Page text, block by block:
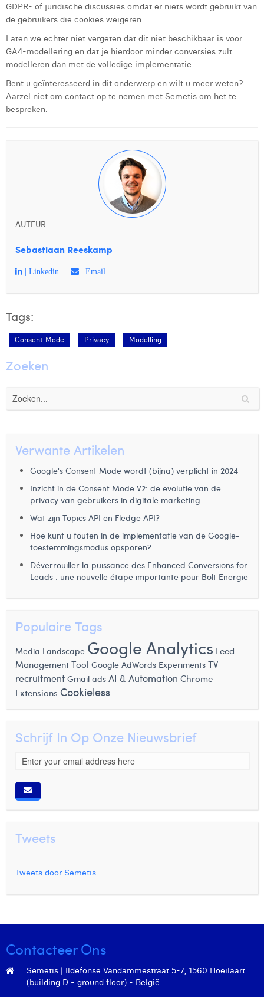
GDPR- of juridische discussies omdat er niets wordt gebruikt van
de gebruikers die cookies weigeren.
Laten we echter niet vergeten dat dit niet beschikbaar is voor
GA4-modellering en dat je hierdoor minder conversies zult
modelleren dan met de volledige implementatie.
Bent u geïnteresseerd in dit onderwerp en wilt u meer weten?
Aarzel niet om contact op te nemen met Semetis om het te
bespreken.
AUTEUR
Sebastiaan Reeskamp
| Linkedin | Email
Tags:
Consent Mode Privacy Modelling
Zoeken
Verwante Artikelen
Google's Consent Mode wordt (bijna) verplicht in 2024
Inzicht in de Consent Mode V2: de evolutie van de
privacy van gebruikers in digitale marketing
Wat zijn Topics API en Fledge API?
Hoe kunt u fouten in de implementatie van de Google-
toestemmingsmodus opsporen?
Déverrouiller la puissance des Enhanced Conversions for
Leads : une nouvelle étape importante pour Bolt Energie
Populaire Tags
Media Landscape Google Analytics Feed
Management Tool Google AdWords Experiments TV
recruitment Gmail ads AI & Automation Chrome
Extensions Cookieless
Schrijf In Op Onze Nieuwsbrief
Tweets
Tweets door Semetis
Contacteer Ons
Semetis | Ildefonse Vandammestraat 5-7, 1560 Hoeilaart
(building D - ground floor) - België